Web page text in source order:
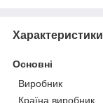
Характеристики
Основні
Виробник
Країна виробник